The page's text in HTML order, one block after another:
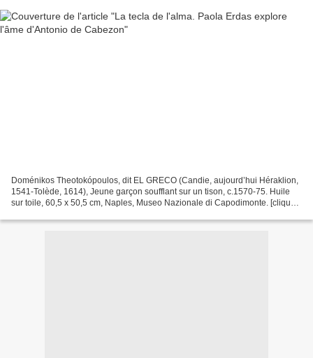
Doménikos Theotokópoulos, dit EL GRECO (Candie, aujourd’hui Héraklion,
1541-Tolède, 1614), Jeune garçon soufflant sur un tison, c.1570-75. Huile
sur toile, 60,5 x 50,5 cm, Naples, Museo Nazionale di Capodimonte. [cliquez